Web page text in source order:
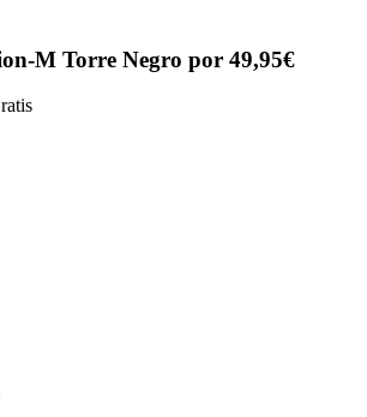
M Torre Negro por 49,95€